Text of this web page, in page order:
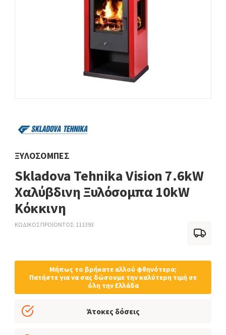
ΞΥΛΌΣΟΜΠΕΣ
Skladova Tehnika Vision 7.6kW
Χαλύβδινη Ξυλόσομπα 10kW
Κόκκινη
ΚΩΔΙΚΟΣ ΠΡΟΪΟΝΤΟΣ 111393
Μήπως το βρήκατε αλλού φθηνότερα;
Πατήστε για να σας δώσουμε την καλύτερη τιμή σε
όλη την Ελλάδα
Άτοκες δόσεις